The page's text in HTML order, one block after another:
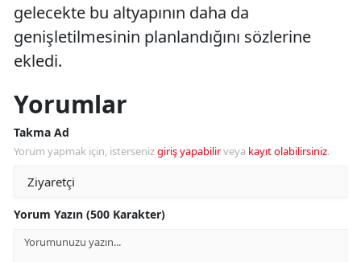
gelecekte bu altyapının daha da
genişletilmesinin planlandığını sözlerine
ekledi.
Yorumlar
Takma Ad
Yorum yapmak için, istersenizgiriş yapabilirveya kayıt olabilirsiniz.
Yorum Yazın (500 Karakter)